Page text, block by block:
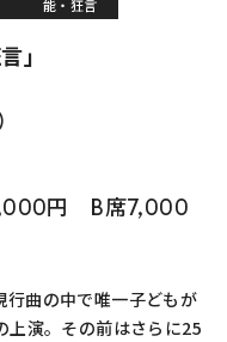
能・狂言
」
円 B席7,000
行曲の中で唯一子どもが
上演。その前はさらに25